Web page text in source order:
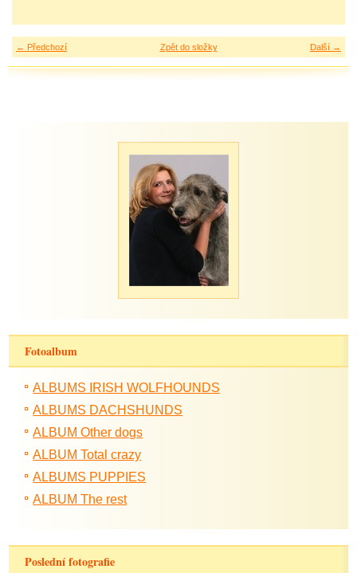
← Předchozí Další →
Zpět do složky
Fotoalbum
ALBUMS IRISH WOLFHOUNDS
ALBUMS DACHSHUNDS
ALBUM Other dogs
ALBUM Total crazy
ALBUMS PUPPIES
ALBUM The rest
Poslední fotografie